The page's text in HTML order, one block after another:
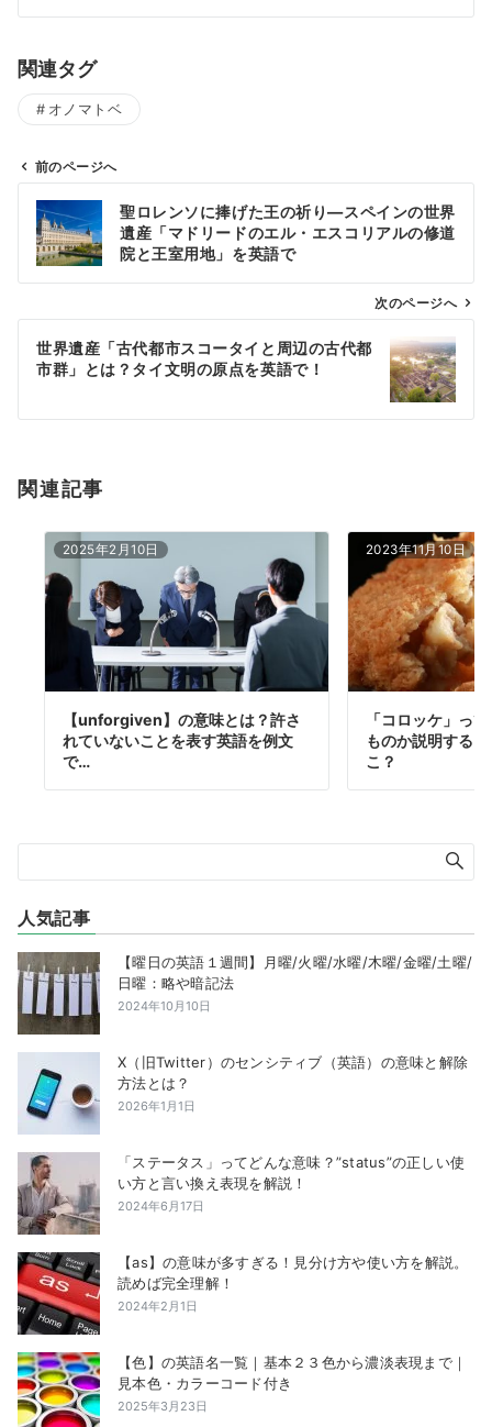
関連タグ
オノマトベ
ビ
ン
前のページへ
聖ロレンソに捧げた王の祈り―スペインの世界
遺産「マドリードのエル・エスコリアルの修道
院と王室用地」を英語で
次のページへ
世界遺産「古代都市スコータイと周辺の古代都
市群」とは？タイ文明の原点を英語で！
関連記事
2025年2月10日
【unforgiven】の意味とは？許さ
れていないことを表す英語を例文
で…
2023年11月10日
「コロッケ」っ
ものか説明する
こ？
人気記事
【曜日の英語１週間】月曜/火曜/水曜/木曜/金曜/土曜/
日曜：略や暗記法
2024年10月10日
X（旧Twitter）のセンシティブ（英語）の意味と解除
方法とは？
2026年1月1日
「ステータス」ってどんな意味？”status”の正しい使
い方と言い換え表現を解説！
2024年6月17日
【as】の意味が多すぎる！見分け方や使い方を解説。
読めば完全理解！
2024年2月1日
【色】の英語名一覧｜基本２３色から濃淡表現まで｜
見本色・カラーコード付き
2025年3月23日